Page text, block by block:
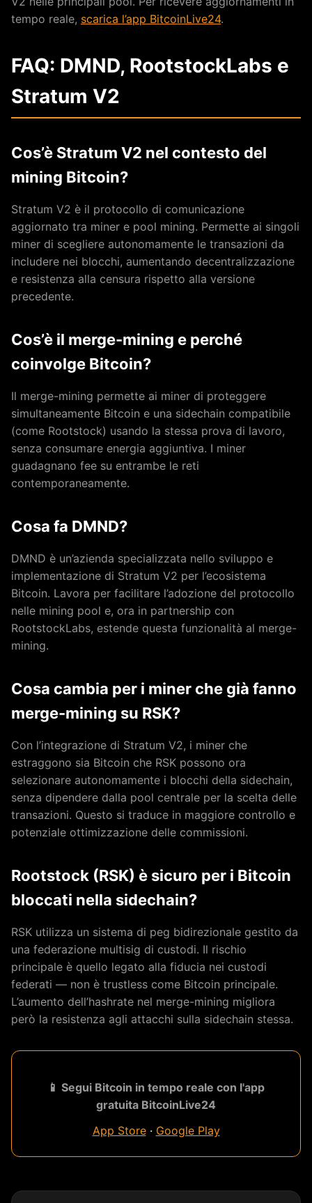
tempo reale, scarica l’app BitcoinLive24.
FAQ: DMND, RootstockLabs e
Stratum V2
Cos’è Stratum V2 nel contesto del
mining Bitcoin?
Stratum V2 è il protocollo di comunicazione
aggiornato tra miner e pool mining. Permette ai singoli
miner di scegliere autonomamente le transazioni da
includere nei blocchi, aumentando decentralizzazione
e resistenza alla censura rispetto alla versione
precedente.
Cos’è il merge-mining e perché
coinvolge Bitcoin?
Il merge-mining permette ai miner di proteggere
simultaneamente Bitcoin e una sidechain compatibile
(come Rootstock) usando la stessa prova di lavoro,
senza consumare energia aggiuntiva. I miner
guadagnano fee su entrambe le reti
contemporaneamente.
Cosa fa DMND?
DMND è un’azienda specializzata nello sviluppo e
implementazione di Stratum V2 per l’ecosistema
Bitcoin. Lavora per facilitare l’adozione del protocollo
nelle mining pool e, ora in partnership con
RootstockLabs, estende questa funzionalità al merge-
mining.
Cosa cambia per i miner che già fanno
merge-mining su RSK?
Con l’integrazione di Stratum V2, i miner che
estraggono sia Bitcoin che RSK possono ora
selezionare autonomamente i blocchi della sidechain,
senza dipendere dalla pool centrale per la scelta delle
transazioni. Questo si traduce in maggiore controllo e
potenziale ottimizzazione delle commissioni.
Rootstock (RSK) è sicuro per i Bitcoin
bloccati nella sidechain?
RSK utilizza un sistema di peg bidirezionale gestito da
una federazione multisig di custodi. Il rischio
principale è quello legato alla fiducia nei custodi
federati — non è trustless come Bitcoin principale.
L’aumento dell’hashrate nel merge-mining migliora
però la resistenza agli attacchi sulla sidechain stessa.
📱 Segui Bitcoin in tempo reale con l'app
gratuita BitcoinLive24
App Store· Google Play